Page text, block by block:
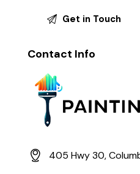
Contact Info
405 Hwy 30,